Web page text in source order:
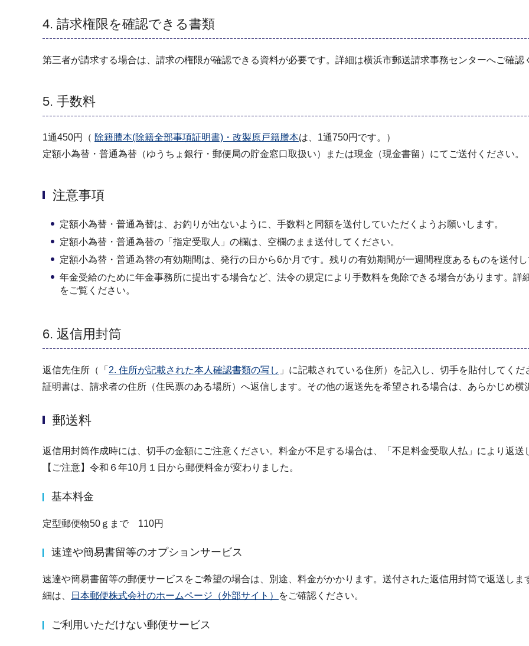
4. 請求権限を確認できる書類
第三者が請求する場合は、請求の権限が確認できる資料が必要です。詳細は横浜市郵送請求事務センターへご確認
5. 手数料
1通450円（ 除籍謄本(除籍全部事項証明書)・改製原戸籍謄本は、1通750円です。）
定額小為替・普通為替（ゆうちょ銀行・郵便局の貯金窓口取扱い）または現金（現金書留）にてご送付ください。
注意事項
定額小為替・普通為替は、お釣りが出ないように、手数料と同額を送付していただくようお願いします。
定額小為替・普通為替の「指定受取人」の欄は、空欄のまま送付してください。
定額小為替・普通為替の有効期間は、発行の日から6か月です。残りの有効期間が一週間程度あるものを送付し
年金受給のために年金事務所に提出する場合など、法令の規定により手数料を免除できる場合があります。詳
をご覧ください。
6. 返信用封筒
返信先住所（「 2. 住所が記載された本人確認書類の写し 」に記載されている住所）を記入し、切手を貼付してくだ
証明書は、請求者の住所（住民票のある場所）へ返信します。その他の返送先を希望される場合は、あらかじめ横
郵送料
返信用封筒作成時には、切手の金額にご注意ください。料金が不足する場合は、「不足料金受取人払」により返送
【ご注意】令和６年10月１日から郵便料金が変わりました。
基本料金
定型郵便物50ｇまで 110円
速達や簡易書留等のオプションサービス
速達や簡易書留等の郵便サービスをご希望の場合は、別途、料金がかかります。送付された返信用封筒で返送し
細は、
日本郵便株式会社のホームページ（外部サイト） をご確認ください。
ご利用いただけない郵便サービス